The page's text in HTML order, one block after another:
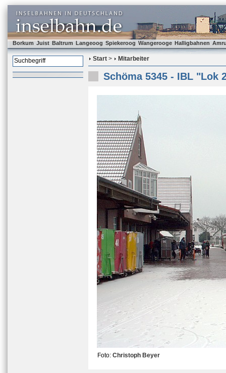
Borkum Juist Baltrum Langeoog Spiekeroog Wangerooge Halligbahnen
Start > Mitarbeiter
Schöma 5345 - IBL "Lok
Foto: Christoph Beyer